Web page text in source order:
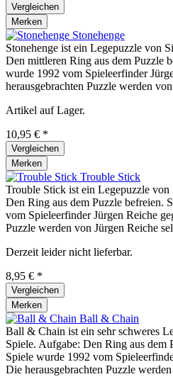
Vergleichen
Merken
Stonehenge
Stonehenge ist ein Legepuzzle von
Den mittleren Ring aus dem Puzzle
wurde 1992 vom Spieleerfinder
herausgebrachten Puzzle werden
Artikel auf Lager.
10,95 € *
Vergleichen
Merken
Trouble Stick
Trouble Stick ist ein Legepuzzle von
Den Ring aus dem Puzzle befreien.
vom Spieleerfinder Jürgen Reiche
Puzzle werden von Jürgen Reiche
Derzeit leider nicht lieferbar.
8,95 € *
Vergleichen
Merken
Ball & Chain
Ball & Chain ist ein sehr schweres
Spiele. Aufgabe: Den Ring aus dem
Spiele wurde 1992 vom
Die herausgebrachten Puzzle